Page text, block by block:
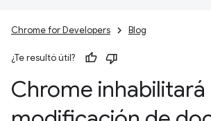
Chrome for Developers Blog
¿Te resultó útil?
Chrome inhabilitará